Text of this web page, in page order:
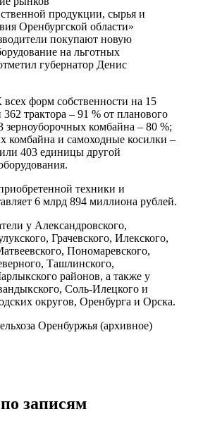
продукции, сырья и
Оренбургской области»
покупают новую
на льготных
губернатор Денис
форм собственности на 15
362 трактора – 91 % от планового
зерноуборочных комбайна – 80 %;
комбайна и самоходные косилки –
403 единицы другой
техники и
6 млрд 894 миллиона рублей.
у Александровского,
Грачевского, Илекского,
Пономаревского,
Ташлинского,
районов, а также у
Соль-Илецкого и
округов, Оренбурга и Орска.
Оренбуржья (архивное)
записям